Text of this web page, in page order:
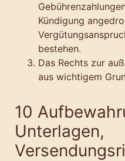
Kündigung
bestehen.
Das Rechts zur
aus wichtigem
10
Unterlagen,